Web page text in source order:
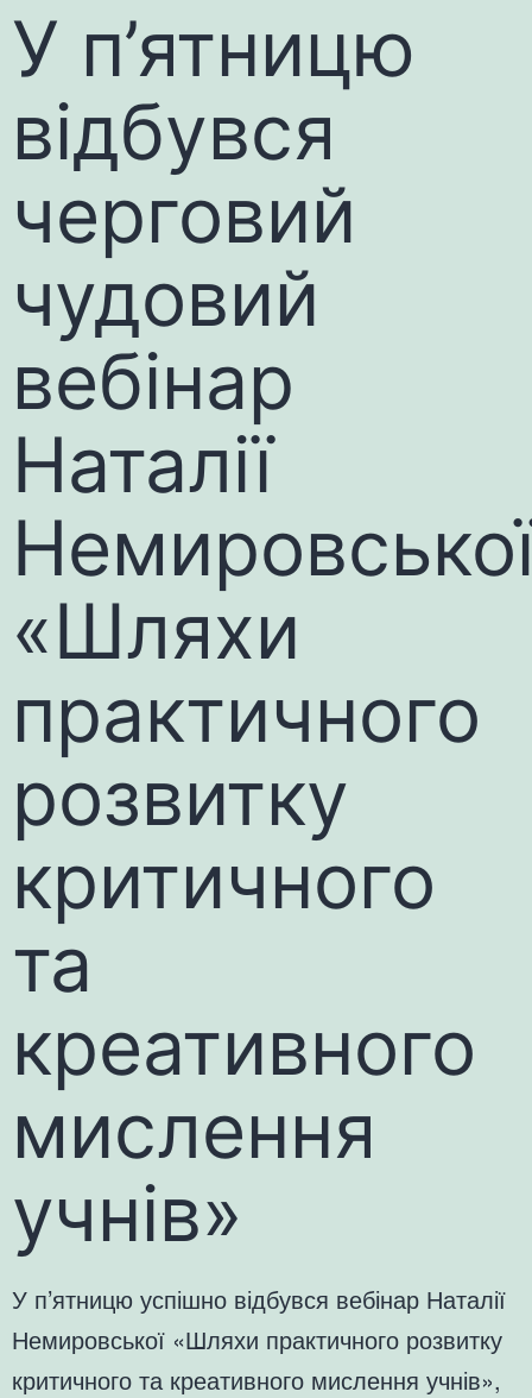
У п’ятницю
відбувся
черговий
чудовий
вебінар
Наталії
«Шляхи
практичного
розвитку
критичного
та
креативного
мислення
учнів»
У п’ятницю успішно відбувся вебінар Наталії
Немировської «Шляхи практичного розвитку
критичного та креативного мислення учнів»,